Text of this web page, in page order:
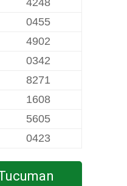
4248
0455
4902
0342
8271
1608
5605
0423